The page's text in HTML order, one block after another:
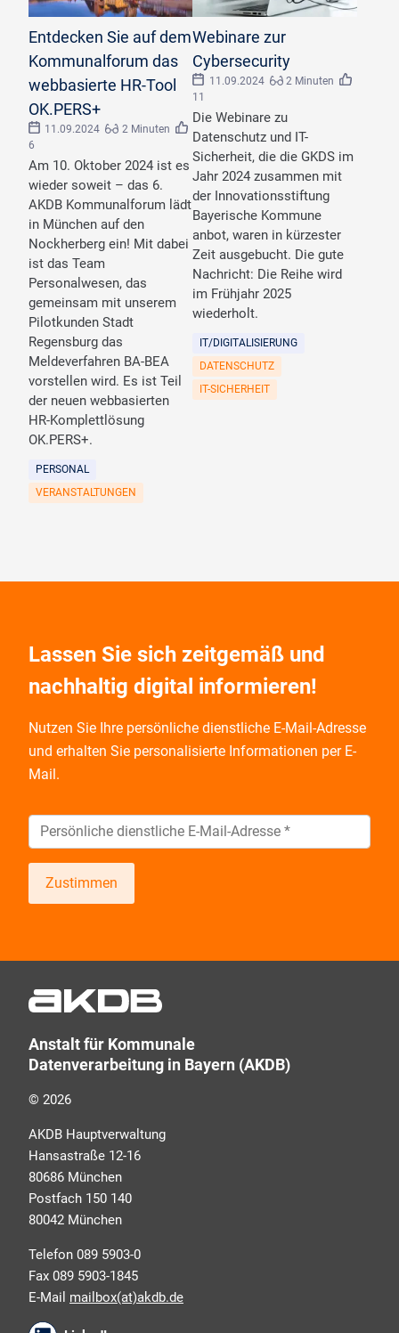
Entdecken Sie auf dem
Kommunalforum das
webbasierte HR-Tool
OK.PERS+
11.09.2024
2 Minuten
6
Am 10. Oktober 2024 ist es
wieder soweit – das 6.
AKDB Kommunalforum lädt
in München auf den
Nockherberg ein! Mit dabei
ist das Team
Personalwesen, das
gemeinsam mit unserem
Pilotkunden Stadt
Regensburg das
Meldeverfahren BA-BEA
vorstellen wird. Es ist Teil
der neuen webbasierten
HR-Komplettlösung
OK.PERS+.
PERSONAL
VERANSTALTUNGEN
Webinare zur
Cybersecurity
11.09.2024
2 Minuten
11
Die Webinare zu
Datenschutz und IT-
Sicherheit, die die GKDS im
Jahr 2024 zusammen mit
der Innovationsstiftung
Bayerische Kommune
anbot, waren in kürzester
Zeit ausgebucht. Die gute
Nachricht: Die Reihe wird
im Frühjahr 2025
wiederholt.
IT/DIGITALISIERUNG
DATENSCHUTZ
IT-SICHERHEIT
Lassen Sie sich zeitgemäß und
nachhaltig digital informieren!
Nutzen Sie Ihre persönliche dienstliche E-Mail-Adresse
und erhalten Sie personalisierte Informationen per E-
Mail.
Zustimmen
Umfragen in allen Produktbereichen des AKDB
selbstverständlich kostenlos. Aber auch schnell und
ressourcenschonend, eben ganz zeitgemäß digital.
Dafür benötigen wir Ihre Einwilligung, die Sie jederzeit
Ich erkläre mich mit den AKDB-
Anstalt für Kommunale
Datenverarbeitung in Bayern (AKDB)
© 2026
AKDB Hauptverwaltung
Hansastraße 12-16
80686 München
Postfach 150 140
80042 München
Telefon 089 5903-0
Fax 089 5903-1845
E-Mail mailbox(at)akdb.de